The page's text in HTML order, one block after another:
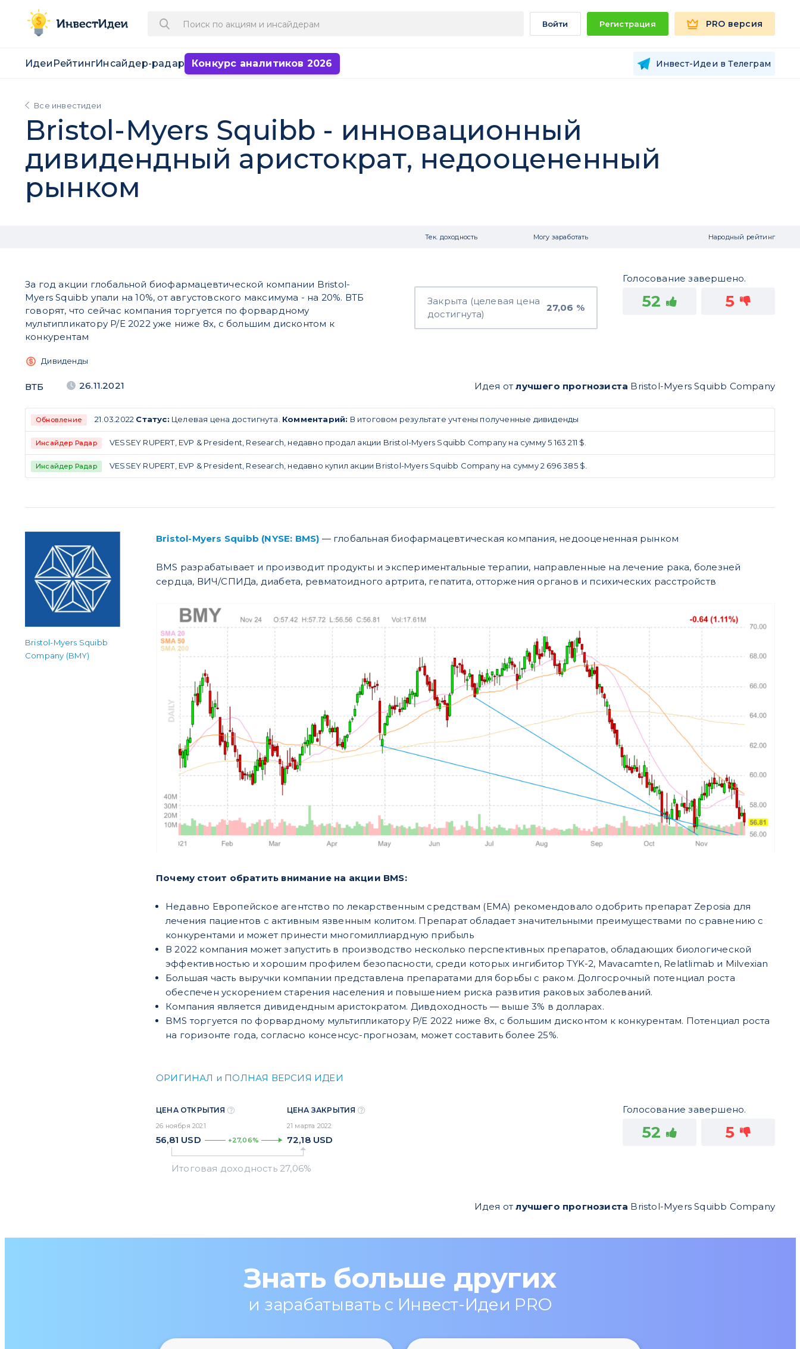
Войти Регистрация PRO версия
Идеи РейтингИнсайдер-радар Конкурс аналитиков 2026 Инвест-Идеи в Телеграм
Все инвестидеи
Bristol-Myers Squibb - инновационный
дивидендный аристократ, недооцененный
рынком
Тек. доходность Могу заработать Народный рейтинг
За год акции глобальной биофармацевтической компании Bristol-
Myers Squibb упали на 10%, от августовского максимума - на 20%. ВТБ
говорят, что сейчас компания торгуется по форвардному
мультипликатору P/E 2022 уже ниже 8х, с большим дисконтом к
конкурентам
Закрыта (целевая цена
достигнута)
27,06 %
Голосование завершено.
52 5
Дивиденды
ВТБ 26.11.2021 Идея отлучшего прогнозиста Bristol-Myers Squibb Company
Обновление 21.03.2022 Статус: Целевая цена достигнута. Комментарий: В итоговом результате учтены полученные дивиденды
Инсайдер Радар VESSEY RUPERT, EVP & President, Research, недавно продал акции Bristol-Myers Squibb Company на сумму 5 163 211 $.
Инсайдер Радар VESSEY RUPERT, EVP & President, Research, недавно купил акции Bristol-Myers Squibb Company на сумму 2 696 385 $.
Bristol-Myers Squibb
Company (BMY)
Bristol-Myers Squibb (NYSE: BMS) — глобальная биофармацевтическая компания, недооцененная рынком
BMS разрабатывает и производит продукты и экспериментальные терапии, направленные на лечение рака, болезней
сердца, ВИЧ/СПИДа, диабета, ревматоидного артрита, гепатита, отторжения органов и психических расстройств
Почему стоит обратить внимание на акции BMS:
Недавно Европейское агентство по лекарственным средствам (EMA) рекомендовало одобрить препарат Zeposia для
лечения пациентов с активным язвенным колитом. Препарат обладает значительными преимуществами по сравнению с
конкурентами и может принести многомиллиардную прибыль
В 2022 компания может запустить в производство несколько перспективных препаратов, обладающих биологической
эффективностью и хорошим профилем безопасности, среди которых ингибитор TYK-2, Mavacamten, Relatlimab и Milvexian
Большая часть выручки компании представлена препаратами для борьбы с раком. Долгосрочный потенциал роста
обеспечен ускорением старения населения и повышением риска развития раковых заболеваний.
Компания является дивидендным аристократом. Дивдоходность — выше 3% в долларах.
BMS торгуется по форвардному мультипликатору P/E 2022 ниже 8х, с большим дисконтом к конкурентам. Потенциал роста
на горизонте года, согласно консенсус-прогнозам, может составить более 25%.
ОРИГИНАЛ и ПОЛНАЯ ВЕРСИЯ ИДЕИ
ЦЕНА ОТКРЫТИЯ
26 ноября 2021
56,81 USD +27,06%
ЦЕНА ЗАКРЫТИЯ
21 марта 2022
72,18 USD
Голосование завершено.
52 5
Идея отлучшего прогнозиста Bristol-Myers Squibb Company
Знать больше других
и зарабатывать с Инвест-Идеи PRO